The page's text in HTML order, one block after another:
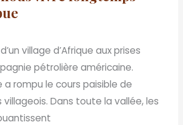
village d’Afrique aux prises
pétrolière américaine.
rompu le cours paisible de
villageois. Dans toute la vallée, les